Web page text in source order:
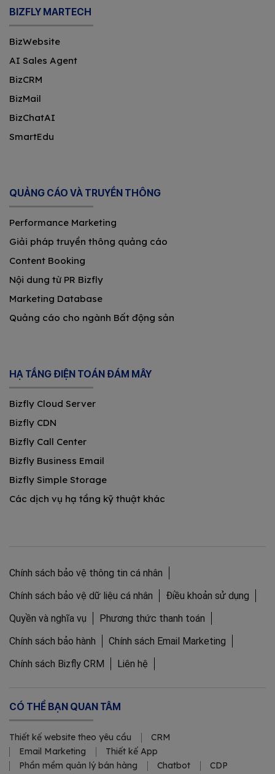
BIZFLY MARTECH
BizWebsite
AI Sales Agent
BizCRM
BizMail
BizChatAI
SmartEdu
QUẢNG CÁO VÀ TRUYỀN THÔNG
Performance Marketing
Giải pháp truyền thông quảng cáo
Content Booking
Nội dung từ PR Bizfly
Marketing Database
Quảng cáo cho ngành Bất động sản
HẠ TẦNG ĐIỆN TOÁN ĐÁM MÂY
Bizfly Cloud Server
Bizfly CDN
Bizfly Call Center
Bizfly Business Email
Bizfly Simple Storage
Các dịch vụ hạ tầng kỹ thuật khác
Chính sách bảo vệ thông tin cá nhân
Chính sách bảo vệ dữ liệu cá nhân
Điều khoản sử dụng
Quyền và nghĩa vụ
Phương thức thanh toán
Chính sách bảo hành
Chính sách Email Marketing
Chính sách Bizfly CRM
Liên hệ
CÓ THỂ BẠN QUAN TÂM
Thiết kế website theo yêu cầu
CRM
Email Marketing
Thiết kế App
Phần mềm quản lý bán hàng
Chatbot CDP